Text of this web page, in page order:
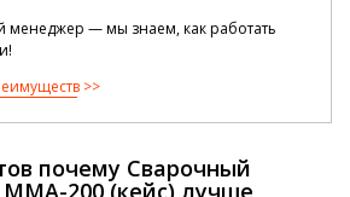
менеджер — мы знаем, как работать
почему Сварочный
200 (кейс) лучше